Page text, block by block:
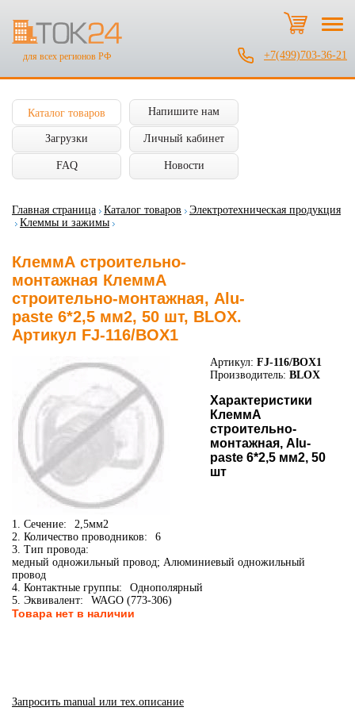
для всех регионов РФ +7(499)703-36-21
Каталог товаров Напишите нам
Загрузки Личный кабинет
FAQ Новости
Главная страница Каталог товаров
Электротехническая продукция
Клеммы и зажимы
КлеммА строительно-
монтажная КлеммА
строительно-монтажная, Alu-
paste 6*2,5 мм2, 50 шт, BLOX.
Артикул FJ-116/BOX1
Артикул: FJ-116/BOX1
Производитель: BLOX
Характеристики
КлеммА
строительно-
монтажная, Alu-
paste 6*2,5 мм2, 50
шт
1. Сечение:
2,5мм2
2. Количество проводников:
6
3. Тип провода:
медный одножильный провод; Алюминиевый одножильный
провод
4. Контактные группы:
Однополярный
5. Эквивалент:
WAGO (773-306)
Товара нет в наличии
Запросить manual или тех.описание